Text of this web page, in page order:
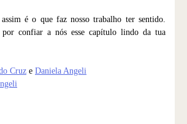
é o que faz nosso trabalho ter sentido.
por confiar a nós esse capítulo lindo da tua
Cruz e Daniela Angeli